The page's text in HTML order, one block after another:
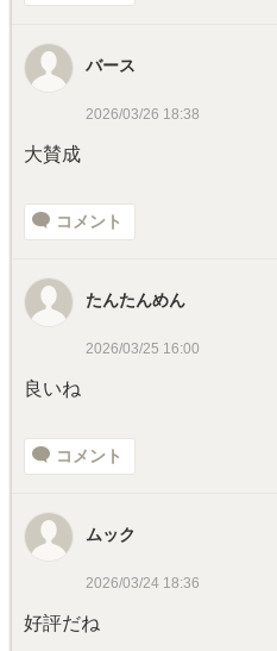
バース
2026/03/26 18:38
大賛成
コメント
たんたんめん
2026/03/25 16:00
良いね
コメント
ムック
2026/03/24 18:36
好評だね